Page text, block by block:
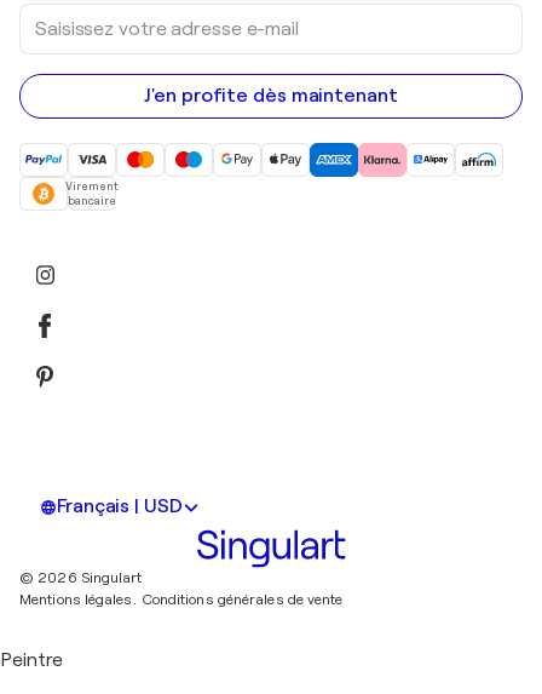
Saisissez
votre
adresse
e-
mail
J'en profite dès maintenant
Virement
bancaire
Français | USD
© 2026 Singulart
Mentions légales. Conditions générales de vente
Peintre